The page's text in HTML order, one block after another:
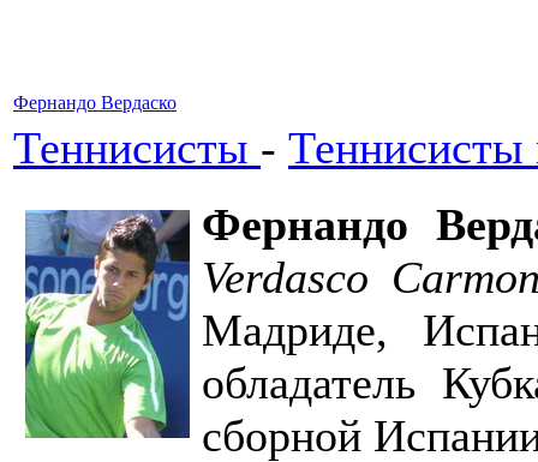
Фернандо Вердаско
Теннисисты - Теннисисты
Фернандо
Verdasco
Мадриде,
обладатель
сборной